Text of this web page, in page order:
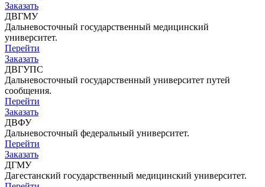
Заказать
ДВГМУ
Дальневосточный государственный медицинский
университет.
Перейти
Заказать
ДВГУПС
Дальневосточный государственный университет путей
сообщения.
Перейти
Заказать
ДВФУ
Дальневосточный федеральный университет.
Перейти
Заказать
ДГМУ
Дагестанский государственный медицинский университет.